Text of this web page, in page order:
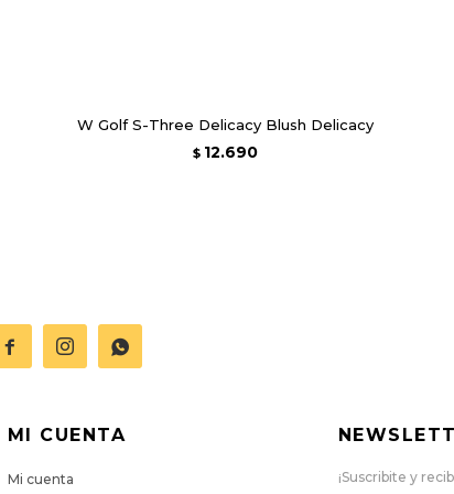
W Golf S-Three Delicacy Blush Delicacy
$ 12.690
  
MI CUENTA
Mi cuenta ¡Suscribite y